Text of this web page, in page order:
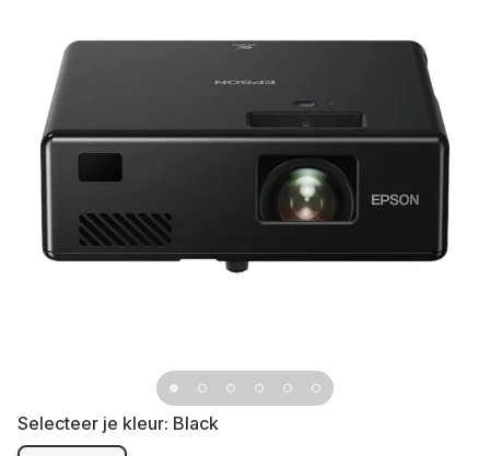
Selecteer je kleur: Black